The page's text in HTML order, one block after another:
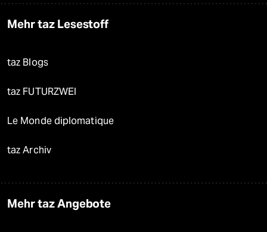
Mehr taz Lesestoff
taz Blogs
taz FUTURZWEI
Le Monde diplomatique
taz Archiv
Mehr taz Angebote